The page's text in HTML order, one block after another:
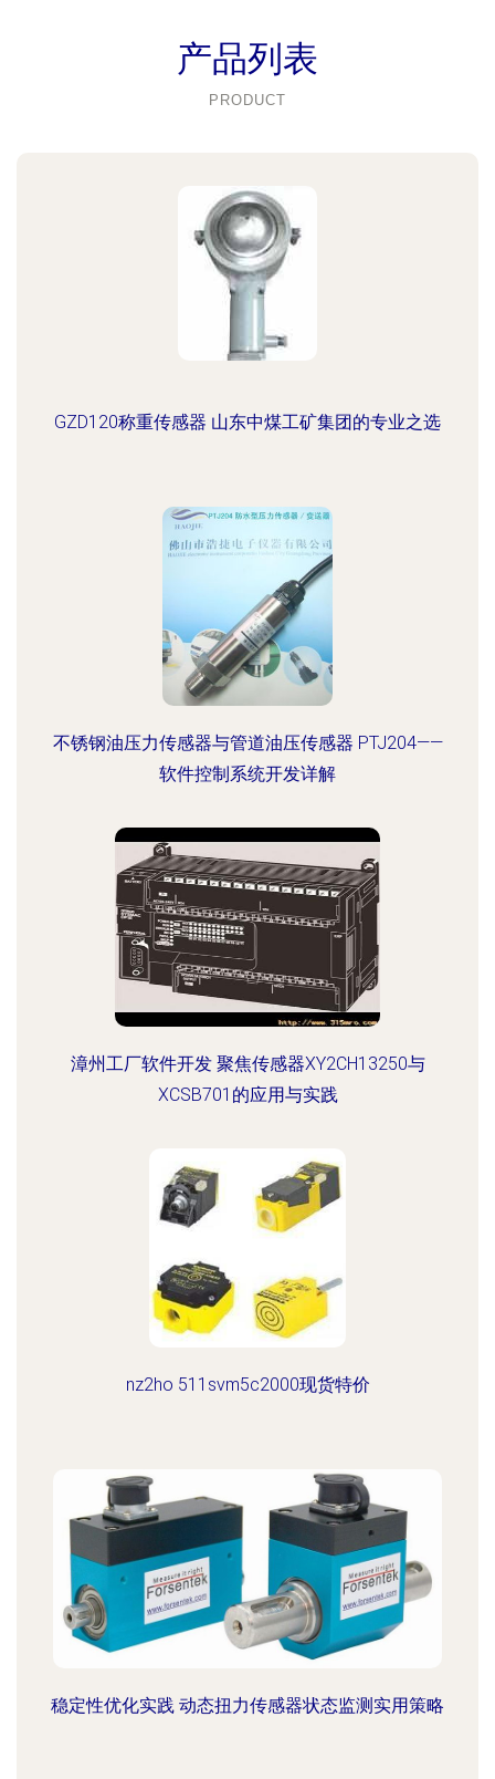
产品列表
PRODUCT
GZD120称重传感器 山东中煤工矿集团的专业之选
不锈钢油压力传感器与管道油压传感器 PTJ204——
软件控制系统开发详解
漳州工厂软件开发 聚焦传感器XY2CH13250与
XCSB701的应用与实践
nz2ho 511svm5c2000现货特价
稳定性优化实践 动态扭力传感器状态监测实用策略